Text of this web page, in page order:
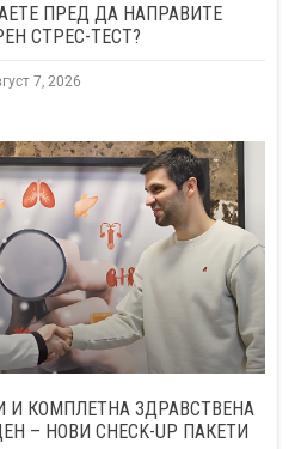
ПРЕД ДА НАПРАВИТЕ
СТРЕС-ТЕСТ?
7, 2026
И КОМПЛЕТНА ЗДРАВСТВЕНА
– НОВИ CHECK-UP ПАКЕТИ